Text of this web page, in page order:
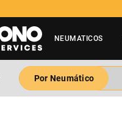
NEUMATICOS
Por Neumático